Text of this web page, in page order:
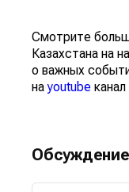
Смотрите
Казахстана на
о важных
наyoutube канал
Обсуждение